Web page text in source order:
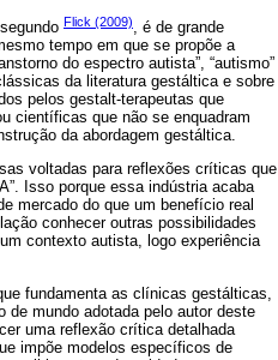
Flick (2009), é de grande
tempo em que se propõe a
do espectro autista”, “autismo”
da literatura gestáltica e sobre
pelos gestalt-terapeutas que
científicas que não se enquadram
da abordagem gestáltica.
voltadas para reflexões críticas que
Isso porque essa indústria acaba
mercado do que um benefício real
conhecer outras possibilidades
contexto autista, logo experiência
fundamenta as clínicas gestálticas,
mundo adotada pelo autor deste
uma reflexão crítica detalhada
impõe modelos específicos de